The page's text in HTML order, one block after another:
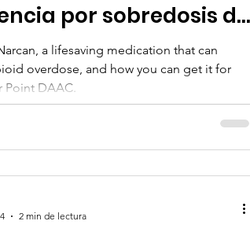
por sobredosis de
COLOCAR - ROCIAR -
a lifesaving medication that can
overdose, and how you can get it for
Point DAAC.
2 min de lectura